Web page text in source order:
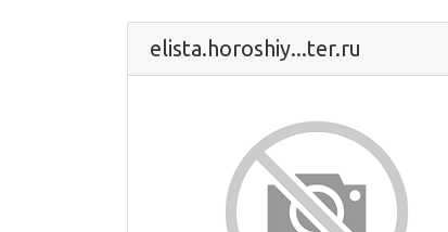
elista.horoshiy...ter.ru